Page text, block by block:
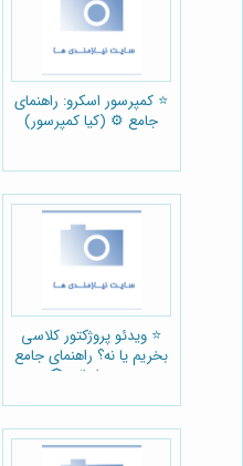
⭐️ کمپرسور اسکرو: راهنمای
جامع ⚙️ (کیا کمپرسور)
⭐️ ویدئو پروژکتور کلاسی
بخریم یا نه؟ راهنمای جامع
خرید از النز 🏫